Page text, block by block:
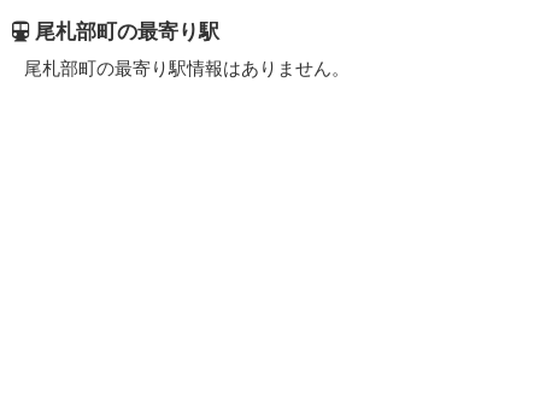
尾札部町の最寄り駅
尾札部町の最寄り駅情報はありません。